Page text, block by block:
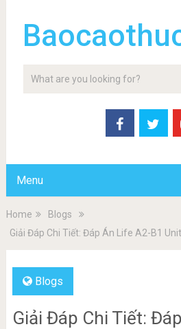
Menu
Home
Blogs
Giải Đáp Chi Tiết: Đáp Án Life A2-B1
Blogs
Giải Đáp Chi Tiết: